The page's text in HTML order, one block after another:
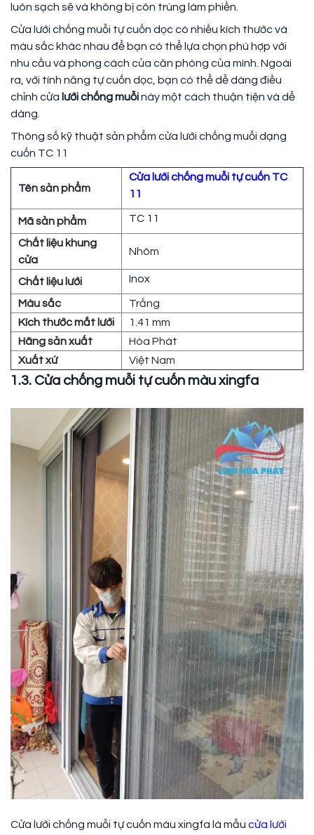
luôn sạch sẽ và không bị côn trùng làm phiền.
Cửa lưới chống muỗi tự cuốn dọc có nhiều kích thước và
màu sắc khác nhau để bạn có thể lựa chọn phù hợp với
nhu cầu và phong cách của căn phòng của mình. Ngoài
ra, với tính năng tự cuốn dọc, bạn có thể dễ dàng điều
chỉnh cửa lưới chống muỗinày một cách thuận tiện và dễ
dàng.
Thông số kỹ thuật sản phẩm cửa lưới chống muỗi dạng
cuốn TC 11
Tên sản phẩm
Cửa lưới chống muỗi tự cuốn TC
11
Mã sản phẩm TC 11
Chất liệu khung
cửa
Nhôm
Chất liệu lưới Inox
Màu sắc
Trắng
Kích thước mắt lưới
1.41 mm
Hãng sản xuất
Hòa Phát
Xuất xứ
Việt Nam
1.3. Cửa chống muỗi tự cuốn màu xingfa
Cửa lưới chống muỗi tự cuốn màu xingfa là mẫu cửa lưới